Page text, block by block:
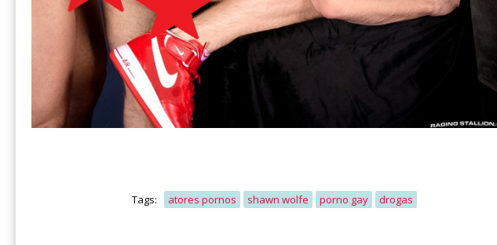
Tags: atores pornos shawn wolfe porno gay drogas